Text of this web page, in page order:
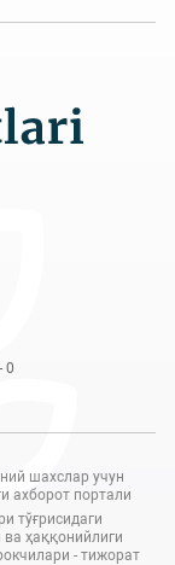
0
шахслар учун
ахборот портали
тўғрисидаги
ҳаққонийлиги
- тижорат